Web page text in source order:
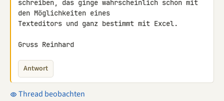
schreiben, das ginge wahrscheinlich schon mit
den Möglichkeiten eines
Texteditors und ganz bestimmt mit Excel.
Gruss Reinhard
Antwort
Thread beobachten